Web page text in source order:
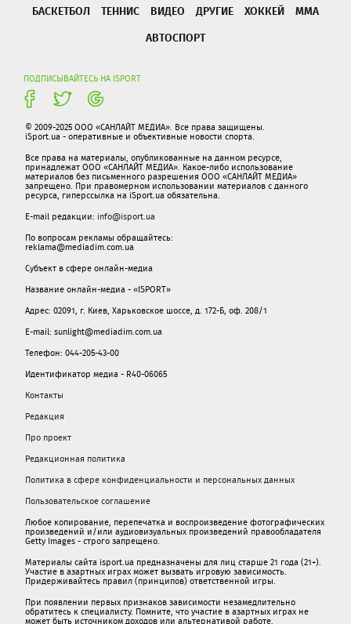
БАСКЕТБОЛ
ТЕННИС ВИДЕО ДРУГИЕ ХОККЕЙ
ММА
АВТОСПОРТ
ПОДПИСЫВАЙТЕСЬ НА ISPORT
© 2009-2025 ООО «САНЛАЙТ МЕДИА». Все права защищены.
iSport.ua - оперативные и объективные новости спорта.
Все права на материалы, опубликованные на данном ресурсе,
принадлежат ООО «САНЛАЙТ МЕДИА». Какое-либо использование
материалов без письменного разрешения ООО «САНЛАЙТ МЕДИА»
запрещено. При правомерном использовании материалов с данного
ресурса, гиперссылка на iSport.ua обязательна.
E-mail редакции: info@isport.ua
По вопросам рекламы обращайтесь:
reklama@mediadim.com.ua
Субъект в сфере онлайн-медиа
Название онлайн-медиа - «ISPORT»
Адрес: 02091, г. Киев, Харьковское шоссе, д. 172-Б, оф. 208/1
E-mail: sunlight@mediadim.com.ua
Телефон: 044-205-43-00
Идентификатор медиа - R40-06065
Контакты
Редакция
Про проект
Редакционная политика
Политика в сфере конфиденциальности и персональных данных
Пользовательское соглашение
Любое копирование, перепечатка и воспроизведение фотографических
произведений и/или аудиовизуальных произведений правообладателя
Getty Images - строго запрещено.
Материалы сайта isport.ua предназначены для лиц старше 21 года (21+).
Участие в азартных играх может вызвать игровую зависимость.
Придерживайтесь правил (принципов) ответственной игры.
При появлении первых признаков зависимости незамедлительно
обратитесь к специалисту. Помните, что участие в азартных играх не
может быть источником доходов или альтернативой работе.